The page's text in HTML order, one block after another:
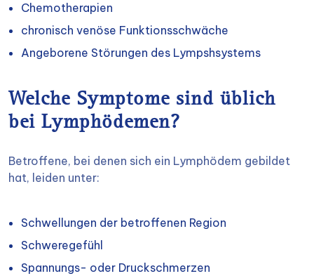
Chemotherapien
chronisch venöse Funktionsschwäche
Angeborene Störungen des Lympshsystems
Welche Symptome sind üblich
bei Lymphödemen?
Betroffene, bei denen sich ein Lymphödem gebildet
hat, leiden unter:
Schwellungen der betroffenen Region
Schweregefühl
Spannungs- oder Druckschmerzen